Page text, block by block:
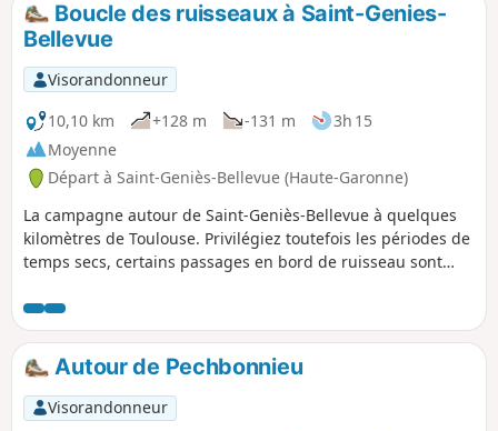
p
Boucle des ruisseaux à Saint-Genies-
Bellevue
Visorandonneur
10,10 km
+128 m -131 m
3h 15
Moyenne
Départ à Saint-Geniès-Bellevue (Haute-Garonne)
La campagne autour de Saint-Geniès-Bellevue à quelques
kilomètres de Toulouse. Privilégiez toutefois les périodes de
temps secs, certains passages en bord de ruisseau sont
Autour de Pechbonnieu
Visorandonneur